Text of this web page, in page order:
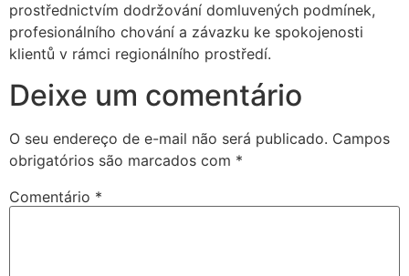
prostřednictvím dodržování domluvených podmínek,
profesionálního chování a závazku ke spokojenosti
klientů v rámci regionálního prostředí.
Deixe um comentário
O seu endereço de e-mail não será publicado. Campos
obrigatórios são marcados com *
Comentário *